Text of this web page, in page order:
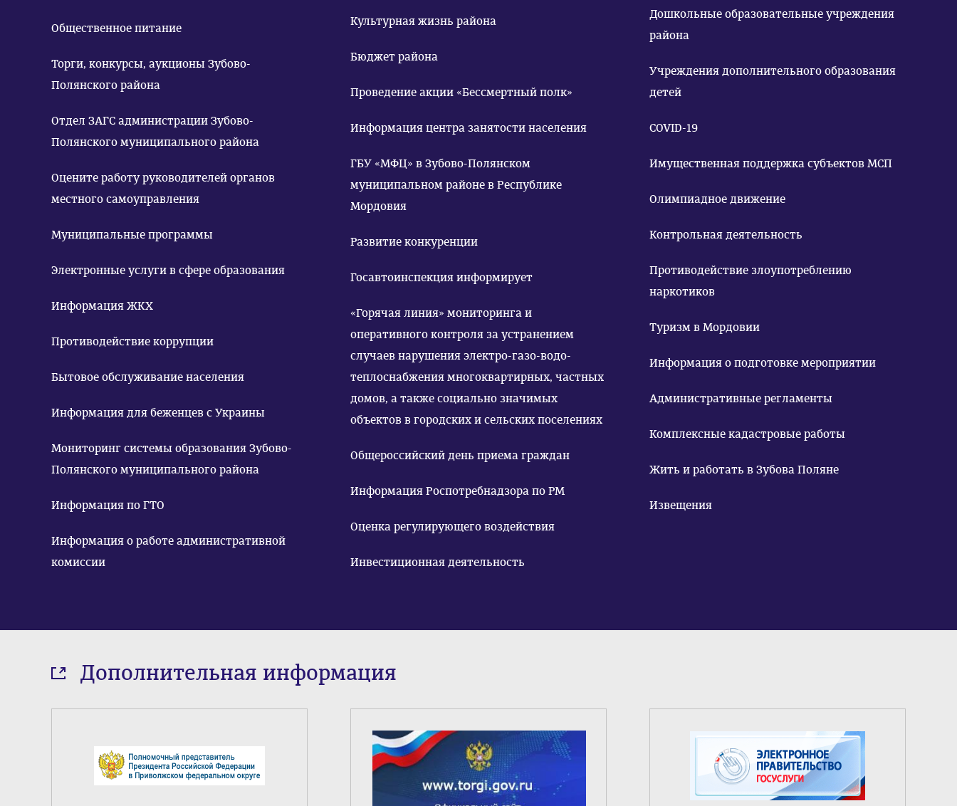
Общественное питание
Торги, конкурсы, аукционы Зубово-
Полянского района
Отдел ЗАГС администрации Зубово-
Полянского муниципального района
Оцените работу руководителей органов
местного самоуправления
Муниципальные программы
Электронные услуги в сфере образования
Информация ЖКХ
Противодействие коррупции
Бытовое обслуживание населения
Информация для беженцев с Украины
Мониторинг системы образования Зубово-
Полянского муниципального района
Информация по ГТО
Информация о работе административной
комиссии
Культурная жизнь района
Бюджет района
Проведение акции «Бессмертный полк»
Информация центра занятости населения
ГБУ «МФЦ» в Зубово-Полянском
муниципальном районе в Республике
Мордовия
Развитие конкуренции
Госавтоинспекция информирует
«Горячая линия» мониторинга и
оперативного контроля за устранением
случаев нарушения электро-газо-водо-
теплоснабжения многоквартирных, частных
домов, а также социально значимых
объектов в городских и сельских поселениях
Общероссийский день приема граждан
Информация Роспотребнадзора по РМ
Оценка регулирующего воздействия
Инвестиционная деятельность
Дошкольные образовательные учреждения
района
Учреждения дополнительного образования
детей
COVID-19
Имущественная поддержка субъектов МСП
Олимпиадное движение
Контрольная деятельность
Противодействие злоупотреблению
наркотиков
Туризм в Мордовии
Информация о подготовке мероприятии
Административные регламенты
Комплексные кадастровые работы
Жить и работать в Зубова Поляне
Извещения
Дополнительная информация